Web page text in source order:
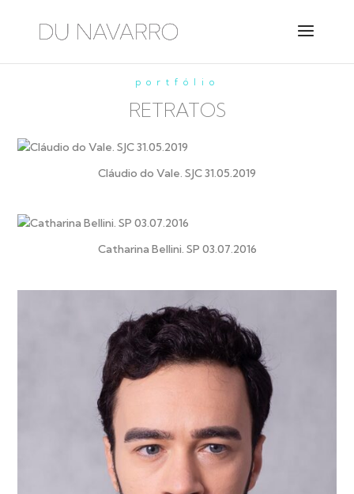
portfólio
RETRATOS
Cláudio do Vale. SJC 31.05.2019
Catharina Bellini. SP 03.07.2016